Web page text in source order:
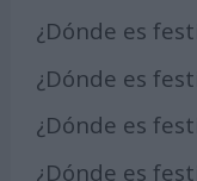
¿Dónde es
¿Dónde es
¿Dónde es
¿Dónde es